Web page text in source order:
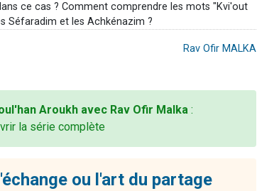
ce cas ? Comment comprendre les mots "Kvi'out
Séfaradim et les Achkénazim ?
Rav Ofir MALKA
Aroukh avec Rav Ofir Malka :
la série complète
ou l'art du partage